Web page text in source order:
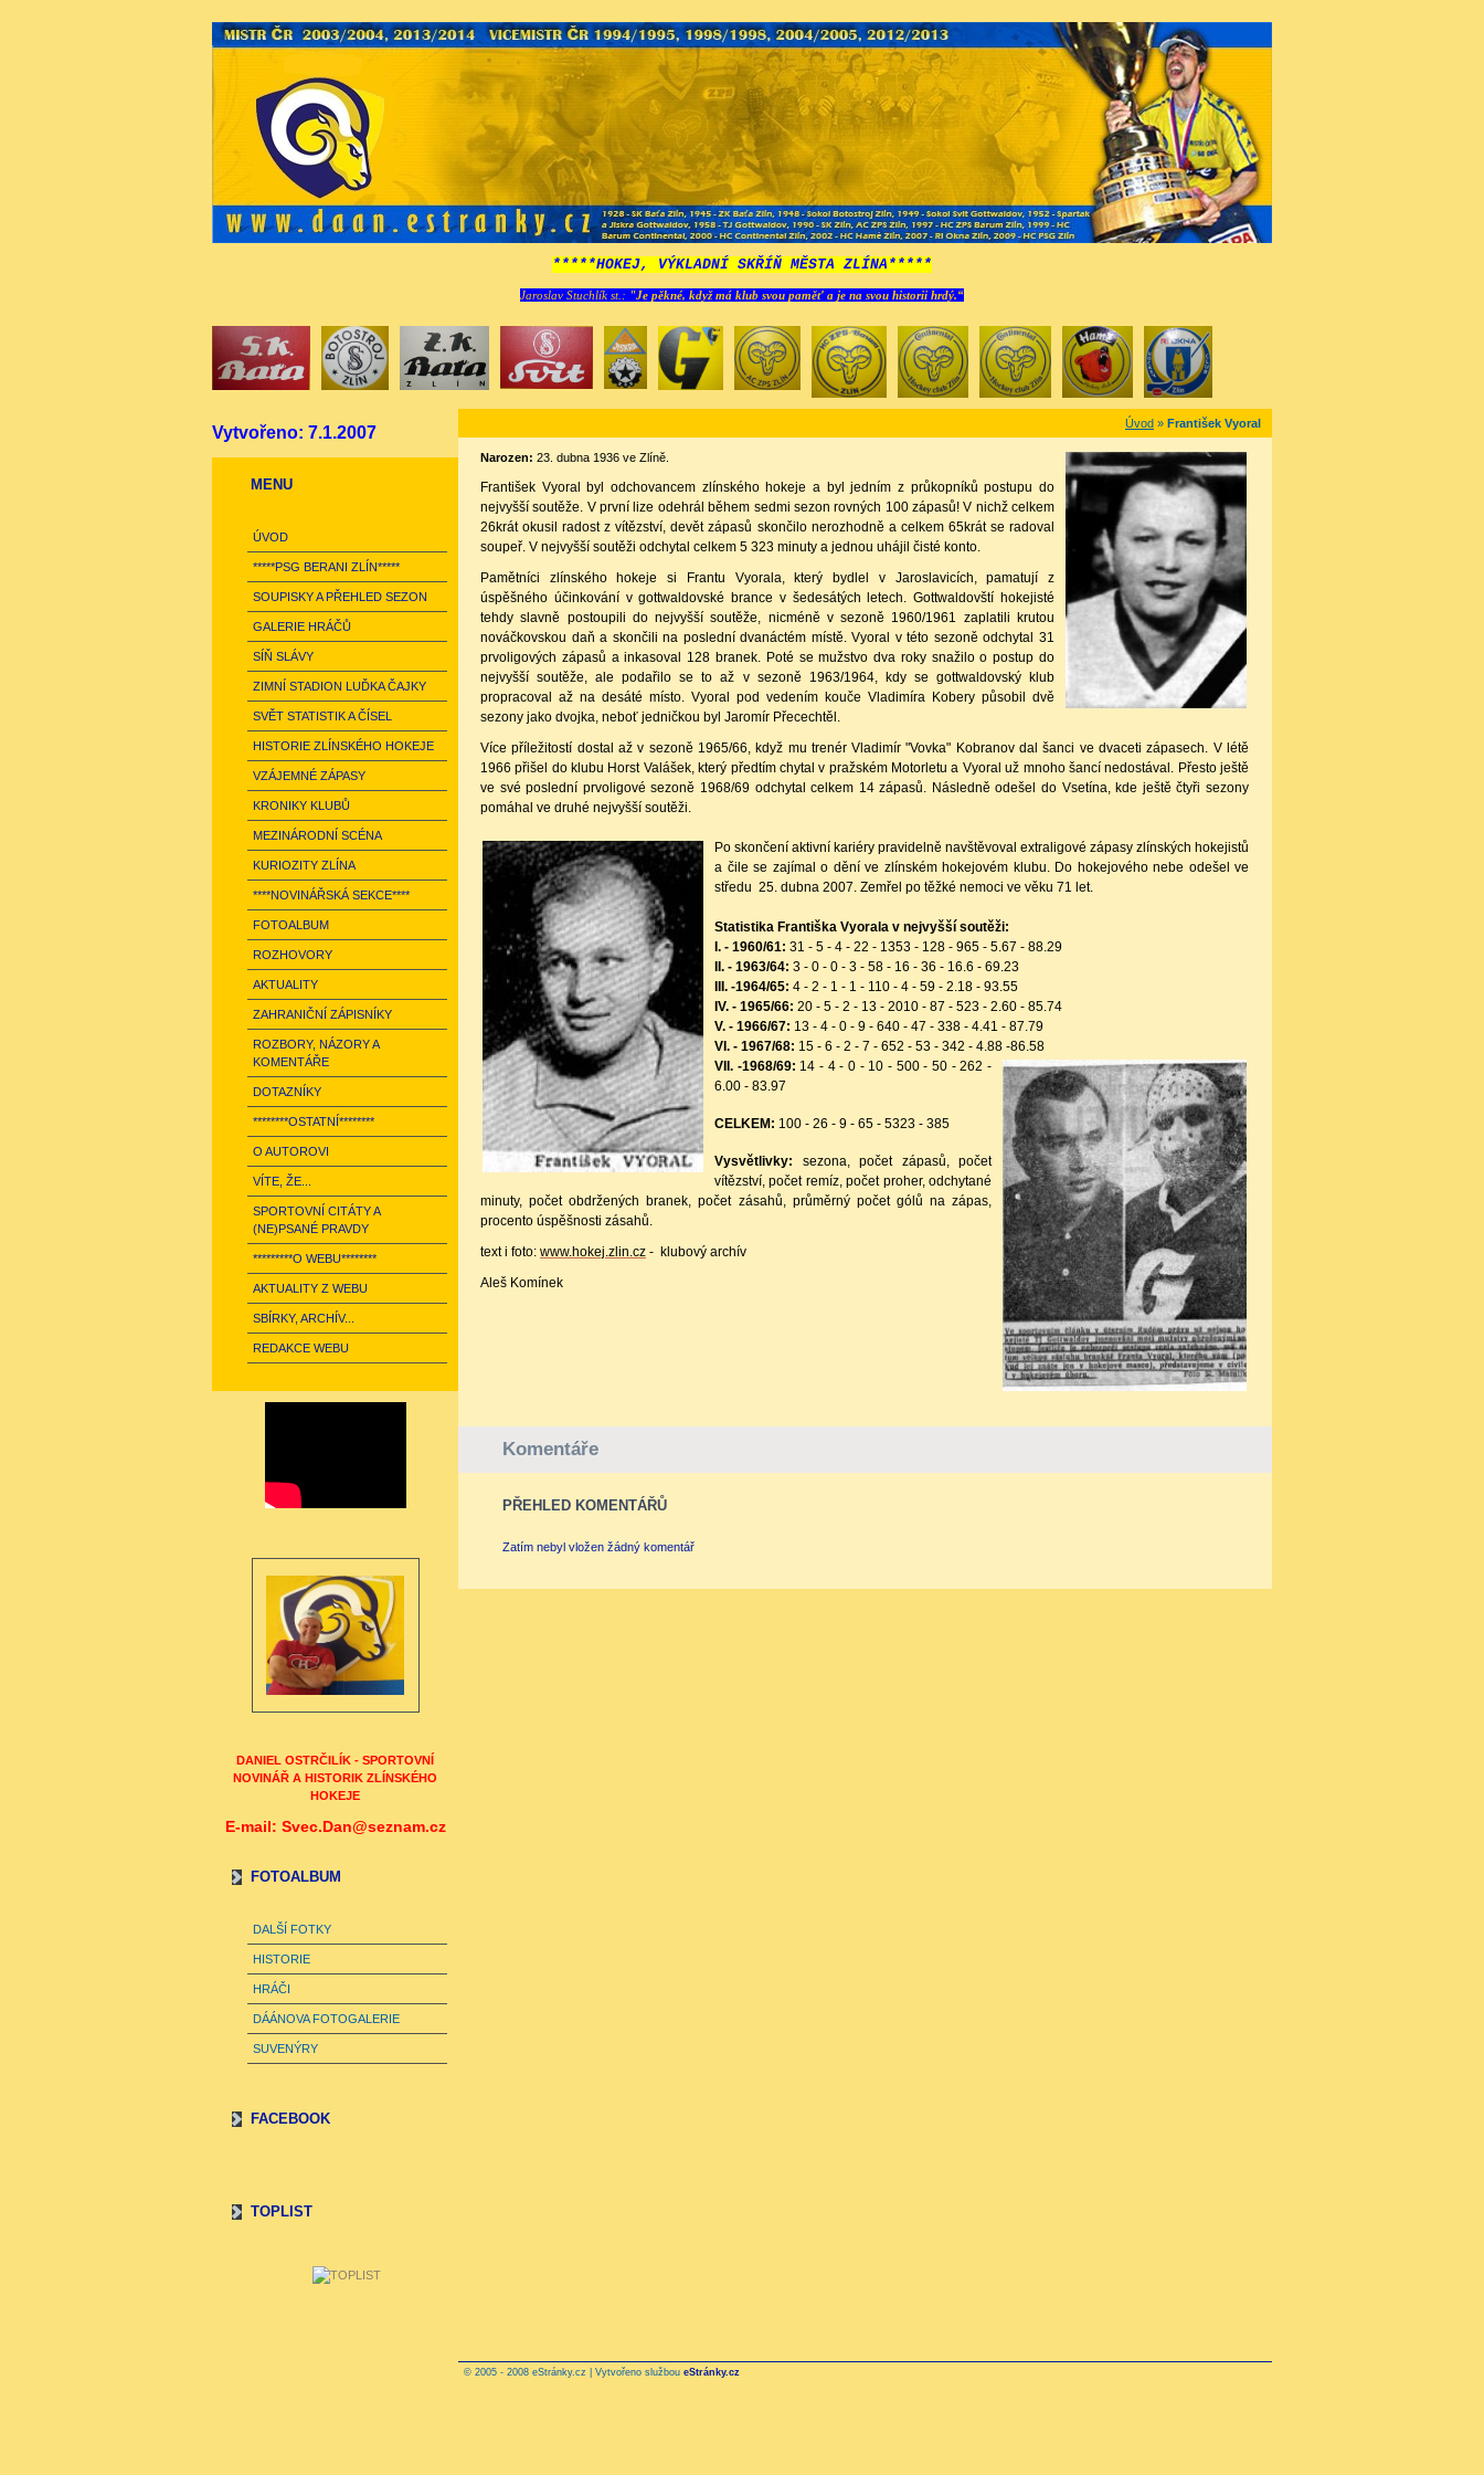
*****HOKEJ, VÝKLADNÍ SKŘÍŇ MĚSTA ZLÍNA*****
Jaroslav Stuchlík st.: "Je pěkné, když má klub svou paměť a je na svou historii hrdý.“
Vytvořeno: 7.1.2007
MENU
ÚVOD
*****PSG BERANI ZLÍN*****
SOUPISKY A PŘEHLED SEZON
GALERIE HRÁČŮ
SÍŇ SLÁVY
ZIMNÍ STADION LUĎKA ČAJKY
SVĚT STATISTIK A ČÍSEL
HISTORIE ZLÍNSKÉHO HOKEJE
VZÁJEMNÉ ZÁPASY
KRONIKY KLUBŮ
MEZINÁRODNÍ SCÉNA
KURIOZITY ZLÍNA
****NOVINÁŘSKÁ SEKCE****
FOTOALBUM
ROZHOVORY
AKTUALITY
ZAHRANIČNÍ ZÁPISNÍKY
ROZBORY, NÁZORY A
KOMENTÁŘE
DOTAZNÍKY
********OSTATNÍ********
O AUTOROVI
VÍTE, ŽE...
SPORTOVNÍ CITÁTY A
(NE)PSANÉ PRAVDY
*********O WEBU********
AKTUALITY Z WEBU
SBÍRKY, ARCHÍV...
REDAKCE WEBU
DANIEL OSTRČILÍK - SPORTOVNÍ
NOVINÁŘ A HISTORIK ZLÍNSKÉHO
HOKEJE
E-mail: Svec.Dan@seznam.cz
FOTOALBUM
DALŠÍ FOTKY
HISTORIE
HRÁČI
DÁÁNOVA FOTOGALERIE
SUVENÝRY
FACEBOOK
TOPLIST
Úvod » František Vyoral
Narozen: 23. dubna 1936 ve Zlíně.
František Vyoral byl odchovancem zlínského hokeje a byl jedním z průkopníků postupu do
nejvyšší soutěže. V první lize odehrál během sedmi sezon rovných 100 zápasů! V nichž celkem
26krát okusil radost z vítězství, devět zápasů skončilo nerozhodně a celkem 65krát se radoval
soupeř. V nejvyšší soutěži odchytal celkem 5 323 minuty a jednou uhájil čisté konto.
Pamětníci zlínského hokeje si Frantu Vyorala, který bydlel v Jaroslavicích, pamatují z
úspěšného účinkování v gottwaldovské brance v šedesátých letech. Gottwaldovští hokejisté
tehdy slavně postoupili do nejvyšší soutěže, nicméně v sezoně 1960/1961 zaplatili krutou
nováčkovskou daň a skončili na poslední dvanáctém místě. Vyoral v této sezoně odchytal 31
prvoligových zápasů a inkasoval 128 branek. Poté se mužstvo dva roky snažilo o postup do
nejvyšší soutěže, ale podařilo se to až v sezoně 1963/1964, kdy se gottwaldovský klub
propracoval až na desáté místo. Vyoral pod vedením kouče Vladimíra Kobery působil dvě
sezony jako dvojka, neboť jedničkou byl Jaromír Přecechtěl.
Více příležitostí dostal až v sezoně 1965/66, když mu trenér Vladimír "Vovka" Kobranov dal šanci ve dvaceti zápasech. V létě
1966 přišel do klubu Horst Valášek, který předtím chytal v pražském Motorletu a Vyoral už mnoho šancí nedostával. Přesto ještě
ve své poslední prvoligové sezoně 1968/69 odchytal celkem 14 zápasů. Následně odešel do Vsetína, kde ještě čtyři sezony
pomáhal ve druhé nejvyšší soutěži.
Po skončení aktivní kariéry pravidelně navštěvoval extraligové zápasy zlínských hokejistů
a čile se zajímal o dění ve zlínském hokejovém klubu. Do hokejového nebe odešel ve
středu 25. dubna 2007. Zemřel po těžké nemoci ve věku 71 let.
Statistika Františka Vyorala v nejvyšší soutěži:
I. - 1960/61: 31 - 5 - 4 - 22 - 1353 - 128 - 965 - 5.67 - 88.29
II. - 1963/64: 3 - 0 - 0 - 3 - 58 - 16 - 36 - 16.6 - 69.23
III. -1964/65: 4 - 2 - 1 - 1 - 110 - 4 - 59 - 2.18 - 93.55
IV. - 1965/66: 20 - 5 - 2 - 13 - 2010 - 87 - 523 - 2.60 - 85.74
V. - 1966/67: 13 - 4 - 0 - 9 - 640 - 47 - 338 - 4.41 - 87.79
VI. - 1967/68: 15 - 6 - 2 - 7 - 652 - 53 - 342 - 4.88 -86.58
VII. -1968/69: 14 - 4 - 0 - 10 - 500 - 50 - 262 -
6.00 - 83.97
CELKEM: 100 - 26 - 9 - 65 - 5323 - 385
Vysvětlivky: sezona, počet zápasů, počet
vítězství, počet remíz, počet proher, odchytané
minuty, počet obdržených branek, počet zásahů, průměrný počet gólů na zápas,
procento úspěšnosti zásahů.
text i foto: www.hokej.zlin.cz - klubový archív
Aleš Komínek
Komentáře
PŘEHLED KOMENTÁŘŮ
Zatím nebyl vložen žádný komentář
© 2005 - 2008 eStránky.cz | Vytvořeno službou eStránky.cz